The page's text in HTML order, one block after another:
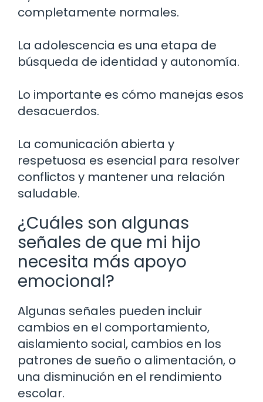
completamente normales.
La adolescencia es una etapa de
búsqueda de identidad y autonomía.
Lo importante es cómo manejas esos
desacuerdos.
La comunicación abierta y
respetuosa es esencial para resolver
conflictos y mantener una relación
saludable.
¿Cuáles son algunas
señales de que mi hijo
necesita más apoyo
emocional?
Algunas señales pueden incluir
cambios en el comportamiento,
aislamiento social, cambios en los
patrones de sueño o alimentación, o
una disminución en el rendimiento
escolar.